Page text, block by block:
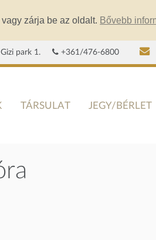
zárja be az oldalt. Bővebb
park 1. +361/476-6800
TÁRSULAT JEGY/BÉRLET